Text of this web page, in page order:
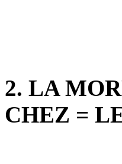
2. LA
CHEZ =